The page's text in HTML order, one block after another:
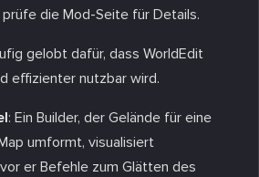
die Mod-Seite für Details.
gelobt dafür, dass WorldEdit
effizienter nutzbar wird.
: Ein Builder, der Gelände für eine
umformt, visualisiert
er Befehle zum Glätten des